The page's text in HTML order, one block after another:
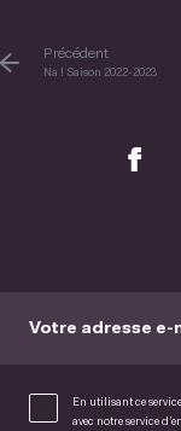
Précédent
Na ! Saison 2022-2023
Votre adresse e-
En utilisant ce
avec notre service